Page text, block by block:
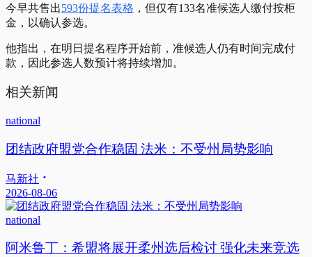
今早共售出593份提名表格 ，但仅有133名准候选人缴付按柜
金，以确认参选。
他指出，在明日提名程序开始前，准候选人仍有时间完成付
款，因此参选人数预计将持续增加。
相关新闻
national
团结政府盟党合作稳固 法米：不受州局势影响
马新社
2026-08-06
national
阿米鲁丁：希盟将展开柔州选后检讨 强化未来竞选